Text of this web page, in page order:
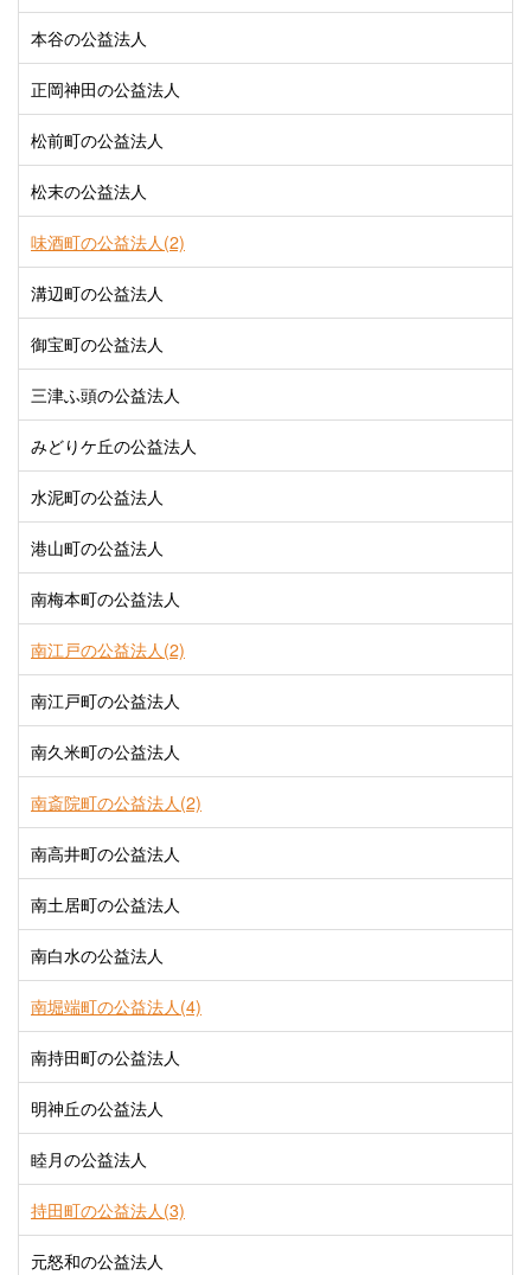
本谷の公益法人
正岡神田の公益法人
松前町の公益法人
松末の公益法人
味酒町の公益法人(2)
溝辺町の公益法人
御宝町の公益法人
三津ふ頭の公益法人
みどりケ丘の公益法人
水泥町の公益法人
港山町の公益法人
南梅本町の公益法人
南江戸の公益法人(2)
南江戸町の公益法人
南久米町の公益法人
南斎院町の公益法人(2)
南高井町の公益法人
南土居町の公益法人
南白水の公益法人
南堀端町の公益法人(4)
南持田町の公益法人
明神丘の公益法人
睦月の公益法人
持田町の公益法人(3)
元怒和の公益法人